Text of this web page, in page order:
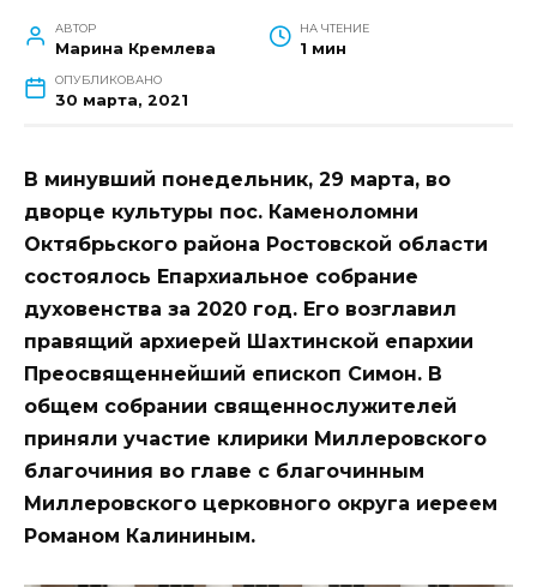
АВТОР
Марина Кремлева
НА ЧТЕНИЕ
1 мин
ОПУБЛИКОВАНО
30 марта, 2021
В минувший понедельник, 29 марта, во
дворце культуры пос. Каменоломни
Октябрьского района Ростовской области
состоялось Епархиальное собрание
духовенства за 2020 год. Его возглавил
правящий архиерей Шахтинской епархии
Преосвященнейший епископ Симон. В
общем собрании священнослужителей
приняли участие клирики Миллеровского
благочиния во главе с благочинным
Миллеровского церковного округа иереем
Романом Калининым.